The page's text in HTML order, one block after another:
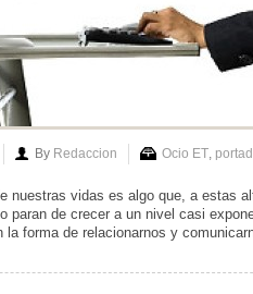
By Redaccion Ocio ET,
nuestras vidas es algo que, a estas
paran de crecer a un nivel casi
la forma de relacionarnos y